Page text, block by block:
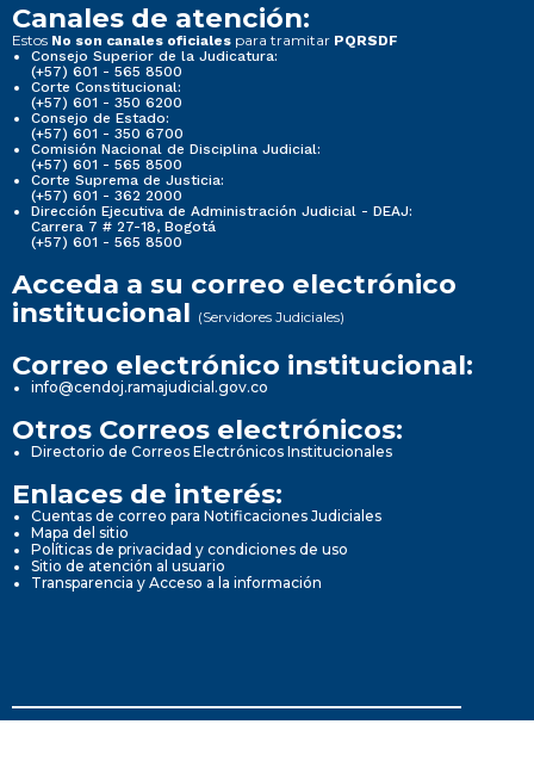
Canales de atención:
Estos No son canales oficiales para tramitar PQRSDF
Consejo Superior de la Judicatura:
(+57) 601 - 565 8500
Corte Constitucional:
(+57) 601 - 350 6200
Consejo de Estado:
(+57) 601 - 350 6700
Comisión Nacional de Disciplina Judicial:
(+57) 601 - 565 8500
Corte Suprema de Justicia:
(+57) 601 - 362 2000
Dirección Ejecutiva de Administración Judicial - DEAJ:
Carrera 7 # 27-18, Bogotá
(+57) 601 - 565 8500
Acceda a su correo electrónico
institucional (Servidores Judiciales)
Correo electrónico institucional:
info@cendoj.ramajudicial.gov.co
Otros Correos electrónicos:
Directorio de Correos Electrónicos Institucionales
Enlaces de interés:
Cuentas de correo para Notificaciones Judiciales
Mapa del sitio
Políticas de privacidad y condiciones de uso
Sitio de atención al usuario
Transparencia y Acceso a la información